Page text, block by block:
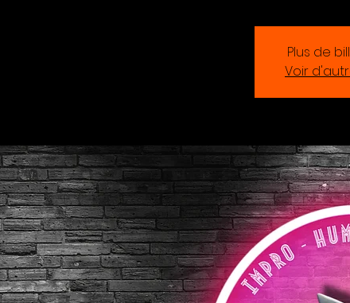
Plus de
Voir